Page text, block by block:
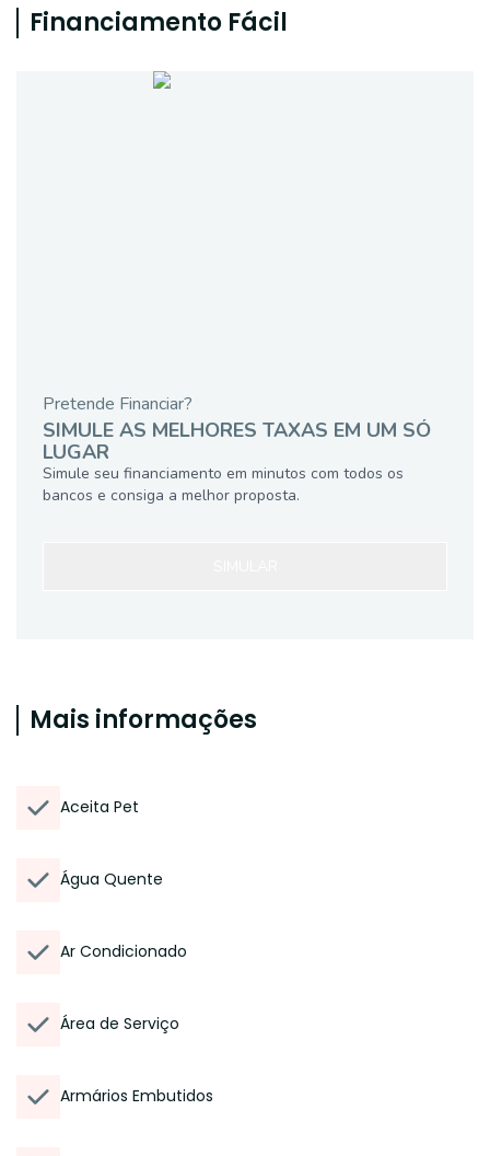
Financiamento Fácil
Pretende Financiar?
SIMULE AS MELHORES TAXAS EM UM SÓ
LUGAR
Simule seu financiamento em minutos com todos os
bancos e consiga a melhor proposta.
Mais informações
Aceita Pet
Água Quente
Ar Condicionado
Área de Serviço
Armários Embutidos